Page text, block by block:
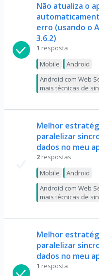
Não atualiza o
erro (usando o
3.6.2)
1 resposta
Mobile
Android
Android com Web
mais técnicas de
Melhor
paralelizar
dados no meu
2 respostas
Mobile
Android
Android com Web
mais técnicas de
Melhor
paralelizar
dados no meu
1 resposta